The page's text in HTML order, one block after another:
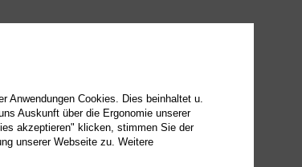
Anwendungen Cookies. Dies beinhaltet u.
Auskunft über die Ergonomie unserer
akzeptieren" klicken, stimmen Sie der
unserer Webseite zu. Weitere